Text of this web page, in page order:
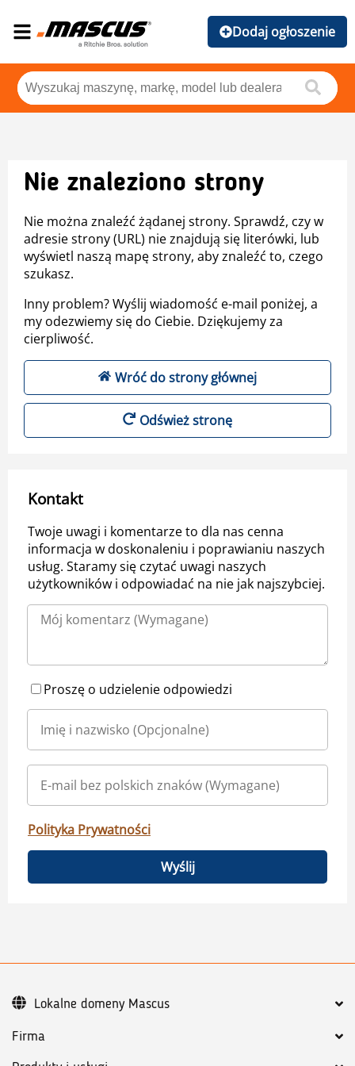
Dodaj ogłoszenie
Nie znaleziono strony
Nie można znaleźć żądanej strony. Sprawdź, czy w
adresie strony (URL) nie znajdują się literówki, lub
wyświetl naszą mapę strony, aby znaleźć to, czego
szukasz.
Inny problem? Wyślij wiadomość e-mail poniżej, a
my odezwiemy się do Ciebie. Dziękujemy za
cierpliwość.
Wróć do strony głównej
Odśwież stronę
Kontakt
Twoje uwagi i komentarze to dla nas cenna
informacja w doskonaleniu i poprawianiu naszych
usług. Staramy się czytać uwagi naszych
użytkowników i odpowiadać na nie jak najszybciej.
Proszę o udzielenie odpowiedzi
Polityka Prywatności
Wyślij
Firma
Lokalne domeny Mascus